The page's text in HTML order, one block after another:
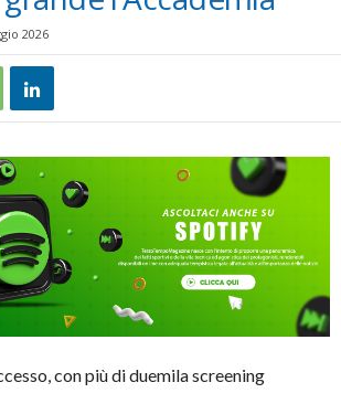
2026
con più di duemila screening